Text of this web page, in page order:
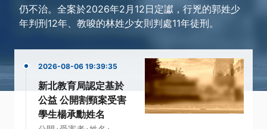
仍不治。全案於2026年2月12日定讞，行兇的郭姓少
年判刑12年、教唆的林姓少女則判處11年徒刑。
2026-08-06 19:39:35
新北教育局認定基於
公益 公開割頸案受害
學生楊承勳姓名